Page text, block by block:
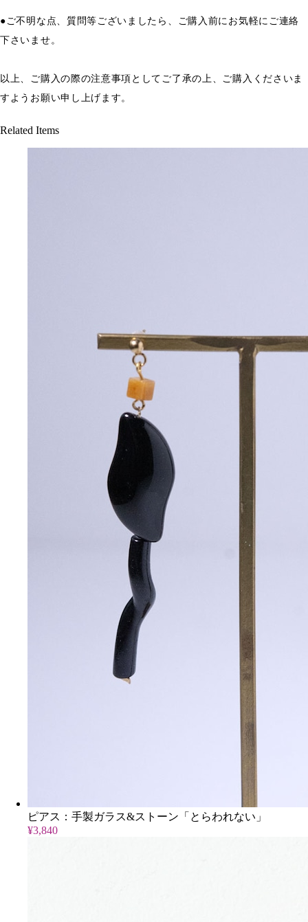
●ご不明な点、質問等ございましたら、ご購入前にお気軽にご連絡
下さいませ。
以上、ご購入の際の注意事項としてご了承の上、ご購入くださいま
すようお願い申し上げます。
Related Items
ピアス：手製ガラス&ストーン「とらわれない」
¥3,840